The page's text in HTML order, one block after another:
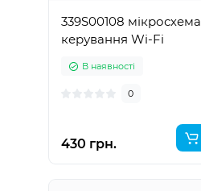
339S00108 мікросхема
керування Wi-Fi
В наявності
0
430 грн.